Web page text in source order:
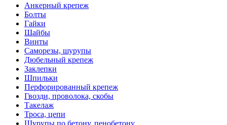
Анкерный крепеж
Болты
Гайки
Шайбы
Винты
Саморезы, шурупы
Дюбельный крепеж
Заклепки
Шпильки
Перфорированный крепеж
Гвозди, проволока, скобы
Такелаж
Троса, цепи
Шурупы по бетону, пенобетону